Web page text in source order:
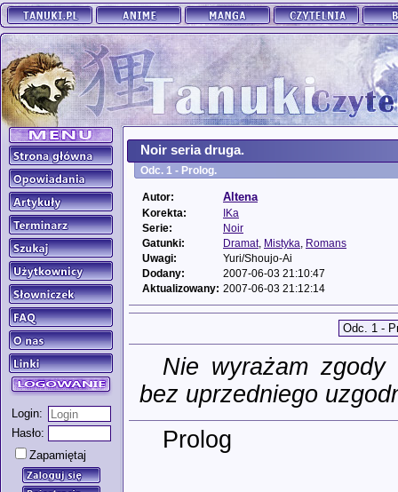
Login:
Hasło:
Zapamiętaj
Noir seria druga.
Odc. 1 - Prolog.
Autor: Altena
Korekta:
IKa
Serie:
Noir
Gatunki:
Dramat, Mistyka
Romans
Uwagi:
Yuri/Shoujo-Ai
Dodany:
2007-06-03 21:10:47
Aktualizowany: 2007-06-03 21:12:14
Nie wyrażam
bez uprzedniego
Prolog